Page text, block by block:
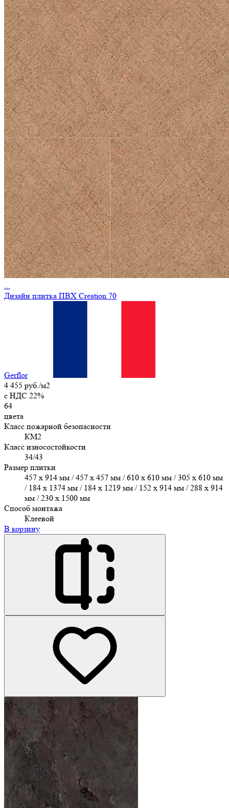
...
Дизайн плитка ПВХ Creation 70
Gerflor
4 455 руб./м2
c НДС 22%
64
цвета
Класс пожарной безопасности
КМ2
Класс износостойкости
34/43
Размер плитки
457 х 914 мм / 457 x 457 мм / 610 x 610 мм / 305 х 610 мм
/ 184 x 1374 мм / 184 x 1219 мм / 152 x 914 мм / 288 x 914
мм / 230 x 1500 мм
Способ монтажа
Клеевой
В корзину